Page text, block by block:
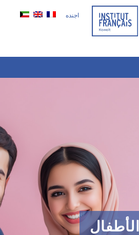
اجنده
الأطفال